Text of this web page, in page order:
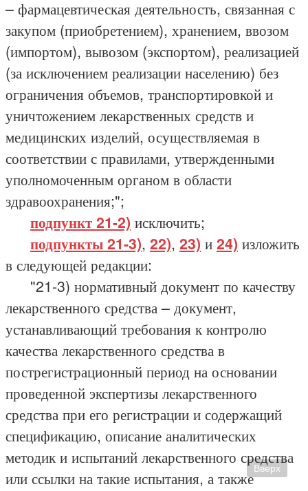
– фармацевтическая деятельность, связанная с
закупом (приобретением), хранением, ввозом
(импортом), вывозом (экспортом), реализацией
(за исключением реализации населению) без
ограничения объемов, транспортировкой и
уничтожением лекарственных средств и
медицинских изделий, осуществляемая в
соответствии с правилами, утвержденными
уполномоченным органом в области
здравоохранения;";
подпункт 21-2) исключить;
подпункты 21-3), 22), 23) и 24) изложить
в следующей редакции:
"21-3) нормативный документ по качеству
лекарственного средства – документ,
устанавливающий требования к контролю
качества лекарственного средства в
пострегистрационный период на основании
проведенной экспертизы лекарственного
средства при его регистрации и содержащий
спецификацию, описание аналитических
методик и испытаний лекарственного средства
или ссылки на такие испытания, а такжеВверх